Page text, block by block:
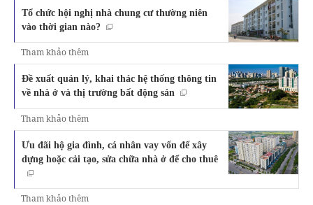
Tổ chức hội nghị nhà chung cư thường niên
vào thời gian nào?
Tham khảo thêm
Đề xuất quản lý, khai thác hệ thống thông tin
về nhà ở và thị trường bất động sản
Tham khảo thêm
Ưu đãi hộ gia đình, cá nhân vay vốn để xây
dựng hoặc cải tạo, sửa chữa nhà ở để cho thuê
Tham khảo thêm